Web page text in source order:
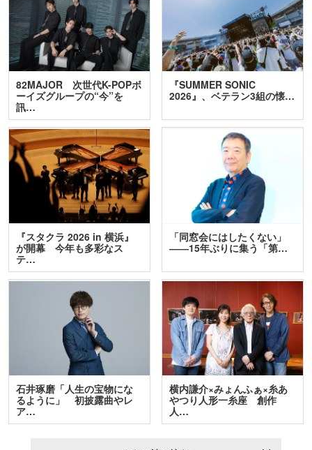
82MAJOR 次世代K-POPボ
ーイズグループの“今”を
訊…
『SUMMER SONIC
2026』、ベテラン3組の懐…
『スタクラ 2026 in 横浜』
が開幕 今年も多彩なス
テ…
「同窓会にはしたくない」
――15年ぶりに集う「第…
石井琢磨「人生の宝物にな
るように」 初披露曲やレ
ア…
横内謙介×みょんふぁ×糸あ
やつり人形一糸座 創作
人…